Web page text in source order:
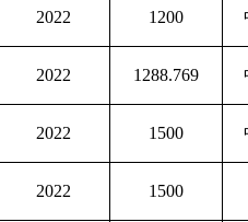
2022 1200
2022 1288.769
2022 1500
2022 1500